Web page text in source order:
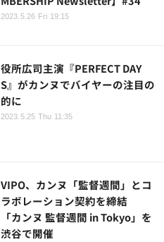
2023.5.26 Fri 19:15
役所広司主演『PERFECT DAY
S』がカンヌでバイヤーの注目の
的に
2023.5.25 Thu 11:35
VIPO、カンヌ「監督週間」とコ
ラボレーション契約を締結
「カンヌ 監督週間 in Tokyo」を
渋谷で開催